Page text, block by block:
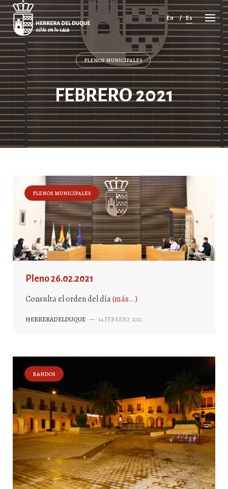
Cancelar
comentario
En Es
PLENOS MUNICIPALES
FEBRERO 2021
PLENOS MUNICIPALES
Pleno 26.02.2021
Consulta el orden del día(más…)
HERRERADELDUQUE — 24 FEBRERO, 2021
BANDOS